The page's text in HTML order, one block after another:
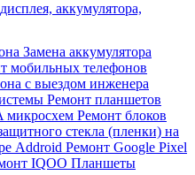
аккумулятора,
Замена аккумулятора
мобильных телефонов
с выездом инженера
Ремонт планшетов
микросхем Ремонт блоков
стекла (пленки) на
Addroid Ремонт Google Pixel
IQOO Планшеты